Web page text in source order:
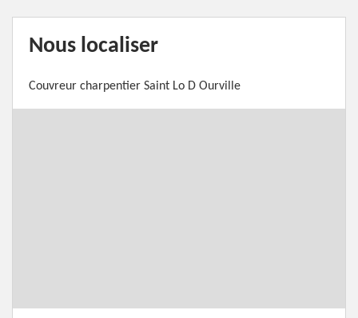
Nous localiser
Couvreur charpentier Saint Lo D Ourville